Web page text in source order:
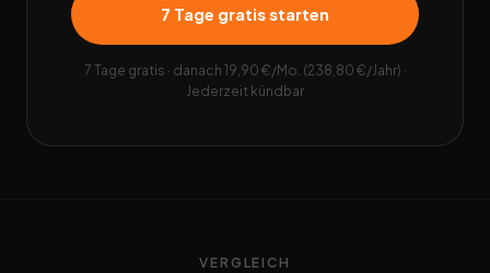
7 Tage gratis starten
7 Tage gratis · danach 19,90 €/Mo. (238,80 €/Jahr) ·
Jederzeit kündbar
VERGLEICH